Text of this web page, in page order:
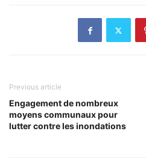
Previous article
Engagement de nombreux
moyens communaux pour
lutter contre les inondations